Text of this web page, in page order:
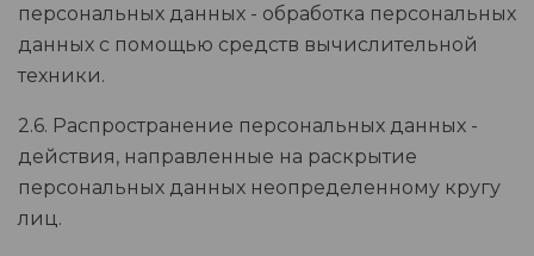
персональных данных - обработка персональных
данных с помощью средств вычислительной
техники.
2.6. Распространение персональных данных -
действия, направленные на раскрытие
персональных данных неопределенному кругу
лиц.